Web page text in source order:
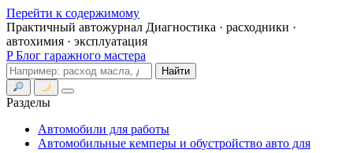
Перейти к содержимому
Практичный автожурнал Диагностика · расходники ·
автохимия · эксплуатация
P Блог гаражного мастера
Поиск
Найти
Меню
Разделы
Автомобили для работы
Автомобильные кемперы и обустройство авто для